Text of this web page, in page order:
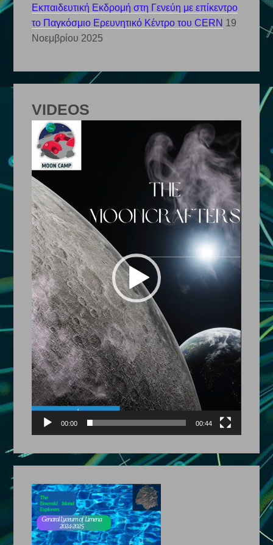
Εκπαιδευτική Εκδρομή στη Γενεύη με επίκεντρο
το Παγκόσμιο Ερευνητικό Κέντρο του CERN 19
Νοεμβρίου 2025
VIDEOS
Πρόγραμμα
Αναπαραγωγής
Βίντεο
00:00 00:44